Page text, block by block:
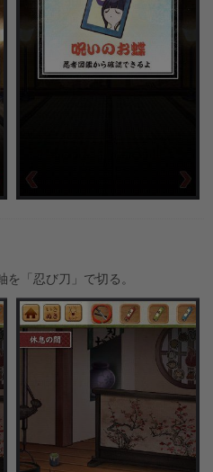
を「忍び刀」で切る。